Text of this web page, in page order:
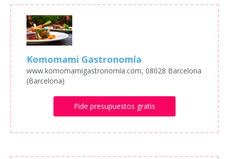
Komomami Gastronomía
www.komomamigastronomía.com, 08028 Barcelona
(Barcelona)
Pide presupuestos gratis